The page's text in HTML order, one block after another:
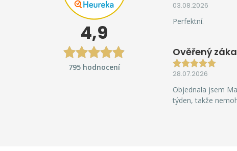
4,9
795 hodnocení
03.08.2026
Perfektní.
Ověřený
28.07.2026
Objednala jsem
týden, takže